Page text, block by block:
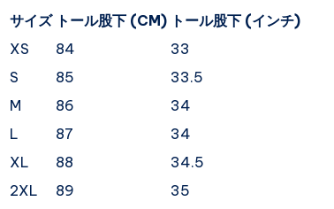
サイズ トール股下 (CM) トール股下 (インチ)
XS
84
33
S
85
33.5
M
86
34
L
87
34
XL
88
34.5
2XL
89
35